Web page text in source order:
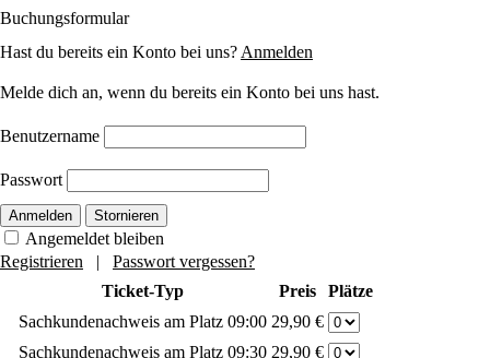
Buchungsformular
Hast du bereits ein Konto bei uns? Anmelden
Melde dich an, wenn du bereits ein Konto bei uns hast.
Benutzername
Passwort
Anmelden Stornieren
Angemeldet bleiben
Registrieren
|
Passwort vergessen?
Ticket-Typ
Preis
Plätze
Sachkundenachweis am Platz 09:00 29,90 €
Sachkundenachweis am Platz 09:30 29,90 €